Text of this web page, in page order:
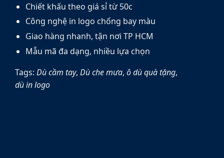
Chiết khấu theo giá sỉ từ 50c
Công nghệ in logo chống bay màu
Giao hàng nhanh, tận nơi TP HCM
Mẫu mã đa dạng, nhiều lựa chọn
Tags: Dù cầm tay, Dù che mưa, ô dù quà tặng,
dù in logo